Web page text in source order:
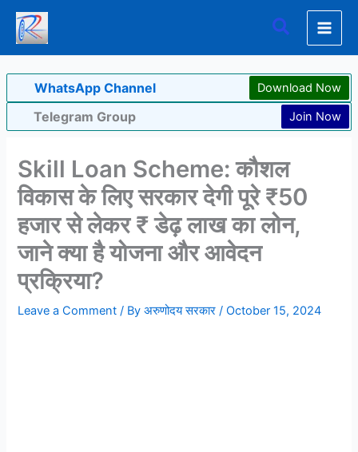
Skip
content
Search
WhatsApp Channel Download Now
Telegram Group Join Now
Skill Loan Scheme: कौशल
विकास के लिए सरकार देगी पूरे ₹50
हजार से लेकर ₹ डेढ़ लाख का लोन,
जाने क्या है योजना और आवेदन
प्रक्रिया?
Leave a Comment / Byअरुणोदय सरकार/October 15, 2024